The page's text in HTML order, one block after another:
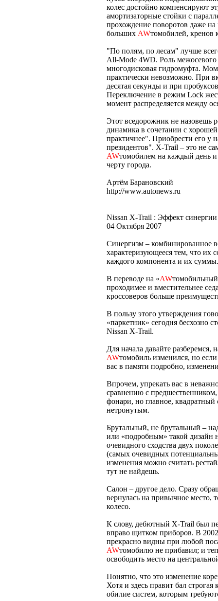
колес достойно компенсируют
амортизаторные стойки с
прохождение поворотов даже
больших AWтомобилей, кренов
"По полям, по лесам" лучше
All-Mode 4WD. Роль межосевого
многодисковая гидромуфта.
практически невозможно. При
десятая секунды и при
Переключение в режим Lock
момент распределяется между
Этот вседорожник не назовешь
динамика в сочетании с
практичнее". Приобрести его у
президентов". X-Trail – это не
AWтомобилем на каждый день
черту города.
Артём Барановский
http://www.autonews.ru
Nissan X-Trail : Эффект синергии
04 Октября 2007
Синергизм – комбинированное
характеризующееся тем, что их
каждого компонента и их суммы.
В переводе на «AW
проходимее и вместительнее
кроссоверов больше
В пользу этого утверждения
«паркетник» сегодня бесхозно
Nissan X-Trail.
Для начала давайте
AWтомобиль изменился, но
вас в памяти подробно,
Впрочем, упрекать вас в
сравнению с
фонари, но главное, квадратный
нетронутым.
Брутальный, не брутальный –
или «подробным» такой дизайн
очевидного сходства двух
(самых очевидных
изменения можно считать
тут не найдешь.
Салон – другое дело. Сразу
вернулась на привычное место,
колесо.
К слову, дебютный X-Trail был
вправо щитком приборов. В
прекрасно видны при любой
AWтомобилю не прибавил; и
освободить место на
Понятно, что это изменение
Хотя и здесь правит бал
обилие систем, которым